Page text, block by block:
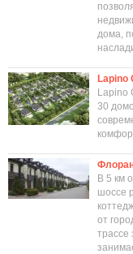
дома,
Lapino
Lapino
30
В 5 км
шоссе
от
трассе